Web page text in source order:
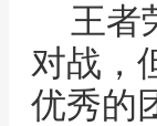
王者
对战，
优秀的